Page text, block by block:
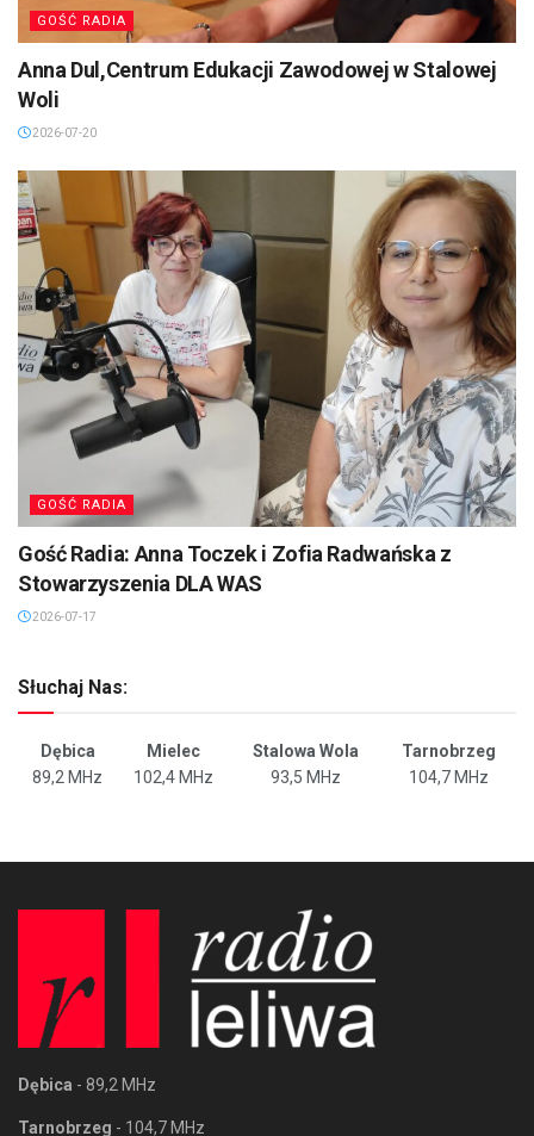
GOŚĆ RADIA
Anna Dul,Centrum Edukacji Zawodowej w Stalowej
Woli
2026-07-20
GOŚĆ RADIA
Gość Radia: Anna Toczek i Zofia Radwańska z
Stowarzyszenia DLA WAS
2026-07-17
Słuchaj Nas:
Dębica Mielec Stalowa Wola
Tarnobrzeg
89,2 MHz
102,4 MHz 93,5 MHz 104,7 MHz
Dębica - 89,2 MHz
Tarnobrzeg - 104,7 MHz